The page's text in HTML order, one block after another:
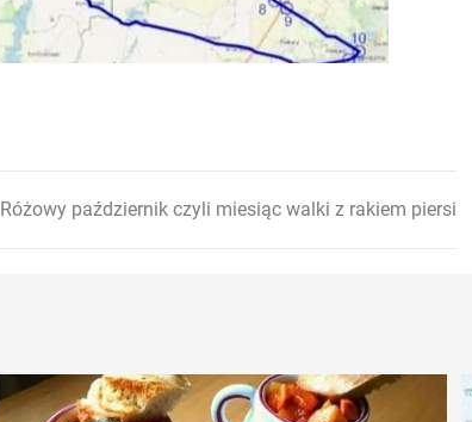
Różowy październik czyli miesiąc walki z rakiem piersi